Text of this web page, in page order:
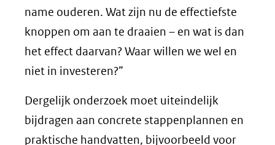
name ouderen. Wat zijn nu de effectiefste
knoppen om aan te draaien – en wat is dan
het effect daarvan? Waar willen we wel en
niet in investeren?”
Dergelijk onderzoek moet uiteindelijk
bijdragen aan concrete stappenplannen en
praktische handvatten, bijvoorbeeld voor